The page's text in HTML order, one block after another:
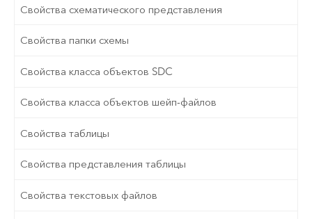
Свойства схематического представления
Свойства папки схемы
Свойства класса объектов SDC
Свойства класса объектов шейп-файлов
Свойства таблицы
Свойства представления таблицы
Свойства текстовых файлов